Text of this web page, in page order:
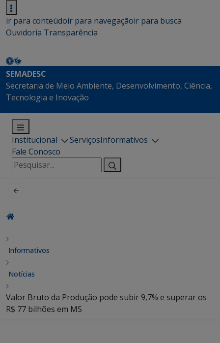
ir para conteúdoir para navegaçãoir para busca
Ouvidoria Transparência
SEMADESC
Secretaria de Meio Ambiente, Desenvolvimento, Ciência,
Tecnologia e Inovação
Institucional ServiçosInformativos
Fale Conosco
Pesquisar
por:
Informativos
Notícias
Valor Bruto da Produção pode subir 9,7% e superar os
R$ 77 bilhões em MS